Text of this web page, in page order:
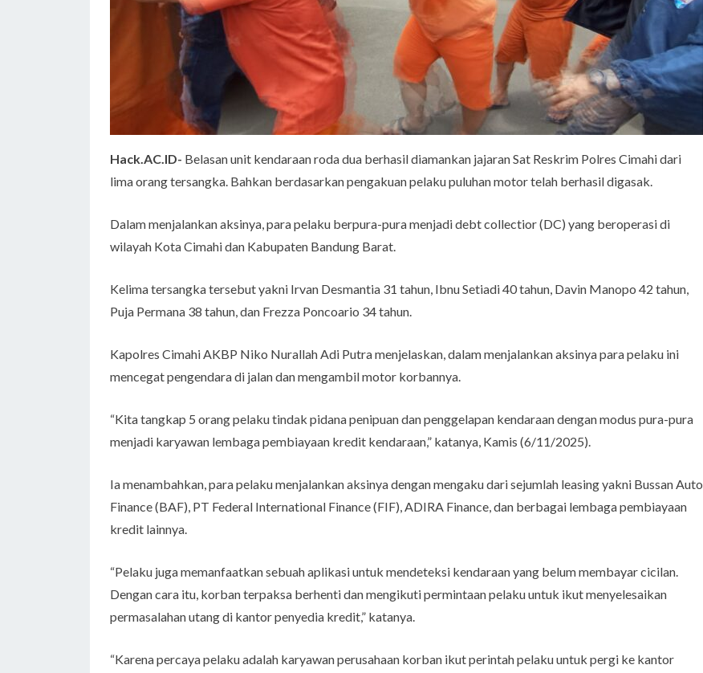
Hack.AC.ID- Belasan unit kendaraan roda dua berhasil diamankan jajaran Sat Reskrim Polres Cimahi dari
lima orang tersangka. Bahkan berdasarkan pengakuan pelaku puluhan motor telah berhasil digasak.
Dalam menjalankan aksinya, para pelaku berpura-pura menjadi debt collectior (DC) yang beroperasi di
wilayah Kota Cimahi dan Kabupaten Bandung Barat.
Kelima tersangka tersebut yakni Irvan Desmantia 31 tahun, Ibnu Setiadi 40 tahun, Davin Manopo 42 tahun,
Puja Permana 38 tahun, dan Frezza Poncoario 34 tahun.
Kapolres Cimahi AKBP Niko Nurallah Adi Putra menjelaskan, dalam menjalankan aksinya para pelaku ini
mencegat pengendara di jalan dan mengambil motor korbannya.
“Kita tangkap 5 orang pelaku tindak pidana penipuan dan penggelapan kendaraan dengan modus pura-pura
menjadi karyawan lembaga pembiayaan kredit kendaraan,” katanya, Kamis (6/11/2025).
Ia menambahkan, para pelaku menjalankan aksinya dengan mengaku dari sejumlah leasing yakni Bussan Auto
Finance (BAF), PT Federal International Finance (FIF), ADIRA Finance, dan berbagai lembaga pembiayaan
kredit lainnya.
“Pelaku juga memanfaatkan sebuah aplikasi untuk mendeteksi kendaraan yang belum membayar cicilan.
Dengan cara itu, korban terpaksa berhenti dan mengikuti permintaan pelaku untuk ikut menyelesaikan
permasalahan utang di kantor penyedia kredit,” katanya.
“Karena percaya pelaku adalah karyawan perusahaan korban ikut perintah pelaku untuk pergi ke kantor